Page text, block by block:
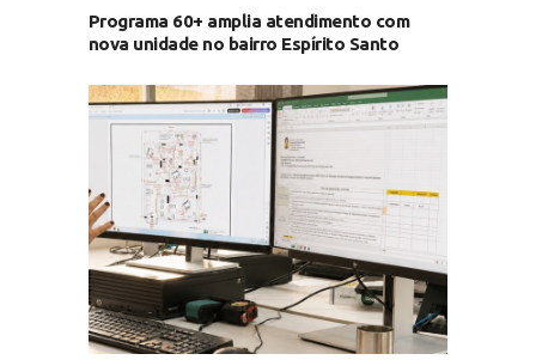
Programa 60+ amplia atendimento com
nova unidade no bairro Espírito Santo